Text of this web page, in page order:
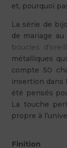
et, pourquoi
La série de
de mariage
boucles
métalliques
compte 50
insertion dans
été pensés
La touche
propre à
Finition